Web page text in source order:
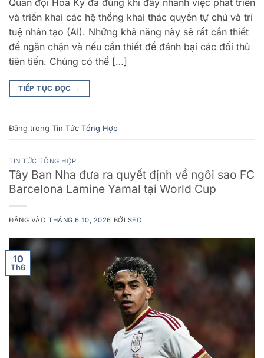
và triển khai các hệ thống khai thác quyền tự chủ và trí
tuệ nhân tạo (AI). Những khả năng này sẽ rất cần thiết
để ngăn chặn và nếu cần thiết để đánh bại các đối thủ
tiên tiến. Chúng có thể […]
TIẾP TỤC ĐỌC →
Đăng trong Tin Tức Tổng Hợp
TIN TỨC TỔNG HỢP
Tây Ban Nha đưa ra quyết định về ngôi sao FC
Barcelona Lamine Yamal tại World Cup
ĐĂNG VÀOTHÁNG 6 10, 2026 BỞI SEO
10
Th6